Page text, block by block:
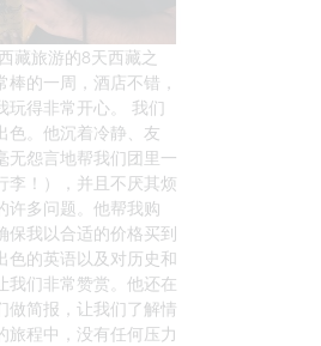
藏旅游的8天西藏之
棒的一周，酒店不错，
玩得非常开心。 我们
色。他沉着冷静、友
无怨言地帮我们团里一
李！），并且不厌其烦
许多问题。他帮我购
保我以合适的价格买到
色的英语以及对历史和
我们非常赞赏。他还在
做简报，让我们了解情
旅程中，没有任何压力